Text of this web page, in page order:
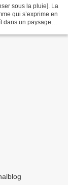
sous la pluie]. La
qui s’exprime en
dans un paysage